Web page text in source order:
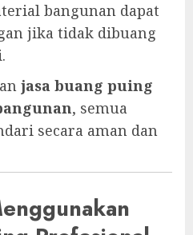
bangunan dapat
jika tidak dibuang
jasa buang puing
, semua
secara aman dan